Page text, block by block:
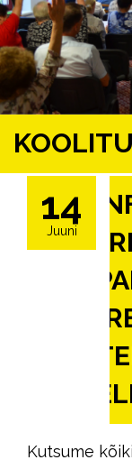
14
Juuni
Kutsume